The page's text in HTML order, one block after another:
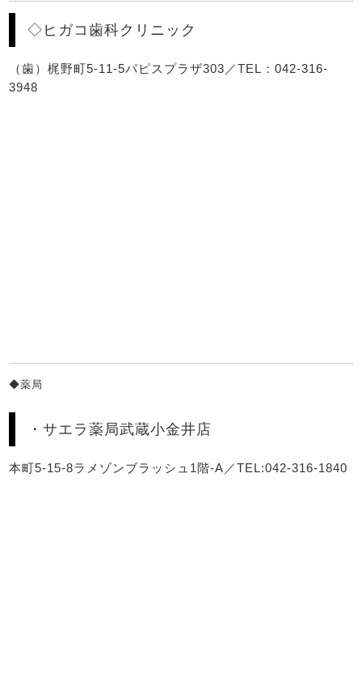
◇ヒガコ歯科クリニック
（歯）梶野町5-11-5パピスプラザ303／TEL：042-316-
3948
◆薬局
・サエラ薬局武蔵小金井店
本町5-15-8ラメゾンブラッシュ1階-A／TEL:042-316-1840